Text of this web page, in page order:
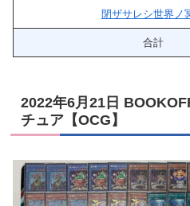
閉ザサレシ世界ノ
合計
2022年6月21日
チュア【OCG】